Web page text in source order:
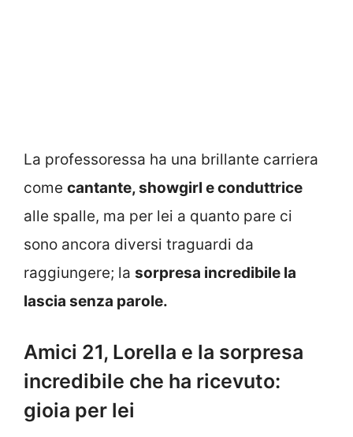
La professoressa ha una brillante carriera
come cantante, showgirl e conduttrice
alle spalle, ma per lei a quanto pare ci
sono ancora diversi traguardi da
raggiungere; la sorpresa incredibile la
lascia senza parole.
Amici 21, Lorella e la sorpresa
incredibile che ha ricevuto:
gioia per lei